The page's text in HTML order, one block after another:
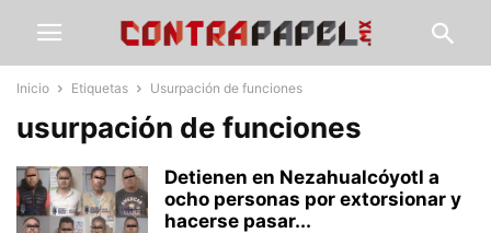
Inicio Etiquetas Usurpación de funciones
usurpación de funciones
Detienen en Nezahualcóyotl a
ocho personas por extorsionar y
hacerse pasar...